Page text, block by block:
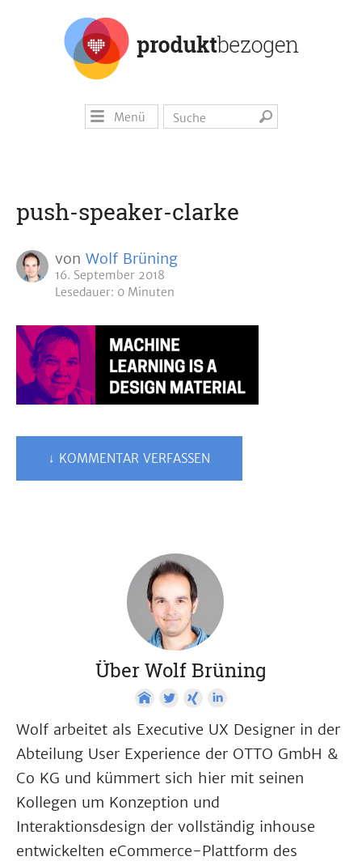
Menü
push-speaker-clarke
von Wolf Brüning
16. September 2018
Lesedauer: 0 Minuten
↓ KOMMENTAR VERFASSEN
Über Wolf Brüning
Wolf arbeitet als Executive UX Designer in der
Abteilung User Experience der OTTO GmbH &
Co KG und kümmert sich hier mit seinen
Kollegen um Konzeption und
Interaktionsdesign der vollständig inhouse
entwickelten eCommerce-Plattform des